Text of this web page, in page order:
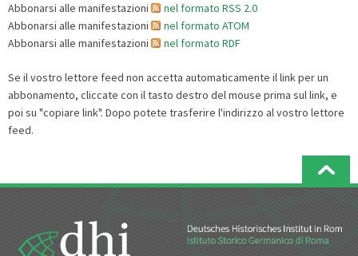
Abbonarsi alle manifestazioni
nel formato RSS 2.0
Abbonarsi alle manifestazioni
nel formato ATOM
Abbonarsi alle manifestazioni
nel formato RDF
Se il vostro lettore feed non accetta automaticamente il link per un
abbonamento, cliccate con il tasto destro del mouse prima sul link, e
poi su "copiare link". Dopo potete trasferire l'indirizzo al vostro lettore
feed.